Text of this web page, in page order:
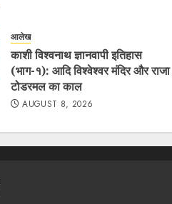
आलेख
काशी विश्वनाथ ज्ञानवापी इतिहास
(भाग-१): आदि विश्वेश्वर मंदिर और राजा
टोडरमल का काल
AUGUST 8, 2026